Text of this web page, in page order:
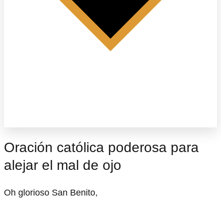
Oración católica poderosa para
alejar el mal de ojo
Oh glorioso San Benito,